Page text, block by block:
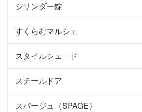
シリンダー錠
すくらむマルシェ
スタイルシェード
スチールドア
スパージュ（SPAGE）